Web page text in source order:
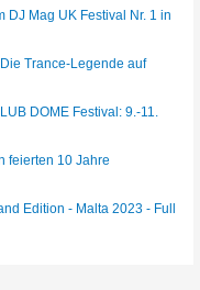
DJ Mag UK Festival Nr. 1 in
Trance-Legende auf
DOME Festival: 9.-11.
feierten 10 Jahre
Edition - Malta 2023 - Full